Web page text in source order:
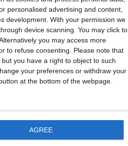
personalised advertising and content,
development. With your permission we
device scanning. You may click to
you may access more
to refuse consenting.
Please note that
you have a right to object to such
your preferences or withdraw your
at the bottom of the webpage.
AGREE
6 (100%)